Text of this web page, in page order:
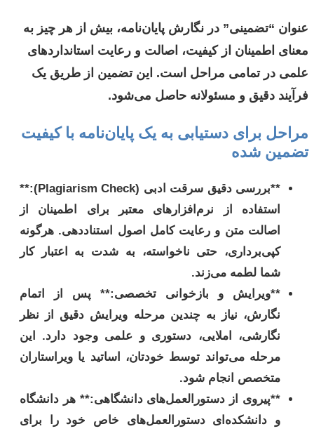
عنوان “تضمینی” در نگارش پایان‌نامه، بیش از هر چیز به
معنای اطمینان از کیفیت، اصالت و رعایت استانداردهای
علمی در تمامی مراحل است. این تضمین از طریق یک
فرآیند دقیق و مسئولانه حاصل می‌شود.
مراحل برای دستیابی به یک پایان‌نامه با کیفیت
تضمین شده
**بررسی دقیق سرقت ادبی (Plagiarism Check):**
استفاده از نرم‌افزارهای معتبر برای اطمینان از
اصالت متن و رعایت کامل اصول استناددهی. هرگونه
کپی‌برداری، حتی ناخواسته، به شدت به اعتبار کار
شما لطمه می‌زند.
**ویرایش و بازخوانی تخصصی:** پس از اتمام
نگارش، نیاز به چندین مرحله ویرایش دقیق از نظر
نگارشی، املایی، دستوری و علمی وجود دارد. این
مرحله می‌تواند توسط خودتان، اساتید یا ویراستاران
متخصص انجام شود.
**پیروی از دستورالعمل‌های دانشگاهی:** هر دانشگاه
و دانشکده‌ای دستورالعمل‌های خاص خود را برای